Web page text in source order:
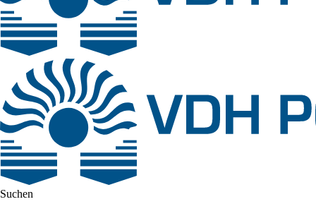
Suchen